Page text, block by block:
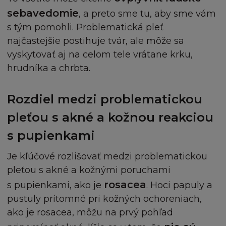
Tehotenstvo a dieťa
sebavedomie, a preto sme tu, aby sme vám
s tým pomohli. Problematická pleť
najčastejšie postihuje tvár, ale môže sa
vyskytovať aj na celom tele vrátane krku,
hrudníka a chrbta.
Rozdiel medzi problematickou
pleťou s akné a kožnou reakciou
s pupienkami
Je kľúčové rozlišovať medzi problematickou
pleťou s akné a kožnými poruchami
s pupienkami, ako je rosacea. Hoci papuly a
pustuly prítomné pri kožných ochoreniach,
ako je rosacea, môžu na prvý pohľad
Žádná obchodní značka ani obchodní název firmy
´Oréal nesmí být použity bez předchozího
souhlasu firmy L´Oréal a zároveň berete na
nemáte žádná vlastnická práva k těmto značkám a
obchodním názvům.
Souhlasíte, že budete písemně informovat firmu L
´Oréal, pokud zjistíte jakýkoliv nepovolený
nebo využívání Stránky jakkoukoliv stranou nebo
tvrzením, kterým Stránka nebo jakýkoliv obsah
překračuje autorská práva, značku, nebo jiná
LICENCE A STAHOVÁNÍ
Nezískáváte žádná práva nebo oprávnění na nebo
Stránce a/nebo jejímu obsahu jinak než v souladu
těmito Podmínkami a právem na kopírování